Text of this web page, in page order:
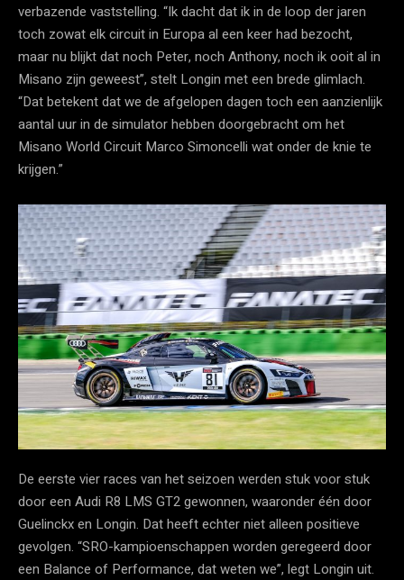
verbazende vaststelling. “Ik dacht dat ik in de loop der jaren
toch zowat elk circuit in Europa al een keer had bezocht,
maar nu blijkt dat noch Peter, noch Anthony, noch ik ooit al in
Misano zijn geweest”, stelt Longin met een brede glimlach.
“Dat betekent dat we de afgelopen dagen toch een aanzienlijk
aantal uur in de simulator hebben doorgebracht om het
Misano World Circuit Marco Simoncelli wat onder de knie te
krijgen.”
De eerste vier races van het seizoen werden stuk voor stuk
door een Audi R8 LMS GT2 gewonnen, waaronder één door
Guelinckx en Longin. Dat heeft echter niet alleen positieve
gevolgen. “SRO-kampioenschappen worden geregeerd door
een Balance of Performance, dat weten we”, legt Longin uit.